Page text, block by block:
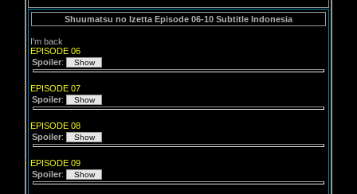
Shuumatsu no Izetta Episode 06-10 Subtitle Indonesia
I'm back
EPISODE 06
Spoiler:
EPISODE 07
Spoiler:
EPISODE 08
Spoiler:
EPISODE 09
Spoiler: